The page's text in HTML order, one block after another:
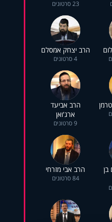
23 סרטונים
הרב יצחק אמסלם
4 סרטונים
הרב אביעד
ארג'ואן
9 סרטונים
הרב אבי מזרחי
84 סרטונים